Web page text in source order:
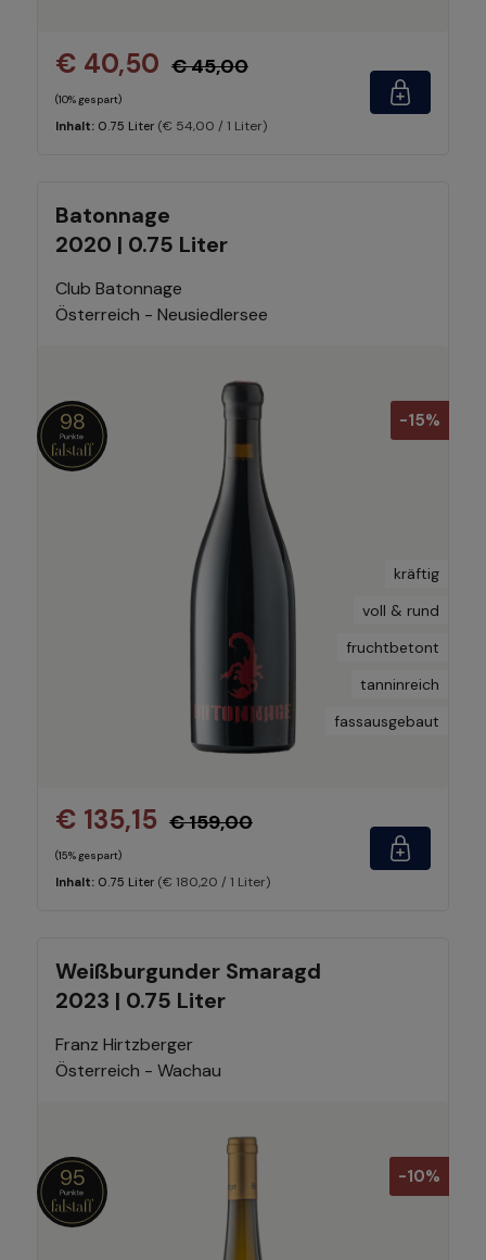
€ 40,50 € 45,00
(10% gespart)
Inhalt: 0.75 Liter (€ 54,00 / 1 Liter)
Batonnage
2020 | 0.75 Liter
Club Batonnage
Österreich - Neusiedlersee
-15%
98
kräftig
voll & rund
fruchtbetont
tanninreich
fassausgebaut
€ 135,15 € 159,00
(15% gespart)
Inhalt: 0.75 Liter (€ 180,20 / 1 Liter)
Weißburgunder Smaragd
2023 | 0.75 Liter
Franz Hirtzberger
Österreich - Wachau
-10%
95